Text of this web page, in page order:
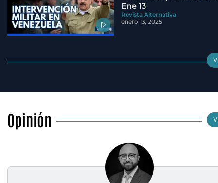
Ene 13
Revista Alternativa
enero 13, 2025
Opinión